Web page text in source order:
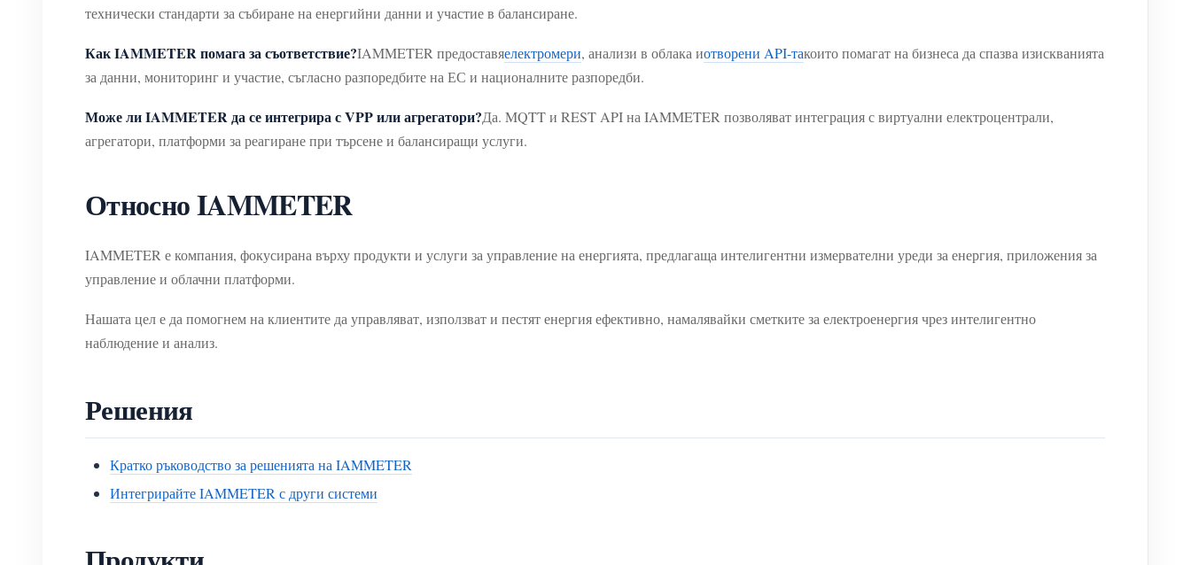
технически стандарти за събиране на енергийни данни и участие в балансиране.
Как IAMMETER помага за съответствие?IAMMETER предоставяелектромери, анализи в облака иотворени API-такоито помагат на бизнеса да спазва изискванията
за данни, мониторинг и участие, съгласно разпоредбите на ЕС и националните разпоредби.
Може ли IAMMETER да се интегрира с VPP или агрегатори?Да. MQTT и REST API на IAMMETER позволяват интеграция с виртуални електроцентрали,
агрегатори, платформи за реагиране при търсене и балансиращи услуги.
Относно IAMMETER
IAMMETER е компания, фокусирана върху продукти и услуги за управление на енергията, предлагаща интелигентни измервателни уреди за енергия, приложения за
управление и облачни платформи.
Нашата цел е да помогнем на клиентите да управляват, използват и пестят енергия ефективно, намалявайки сметките за електроенергия чрез интелигентно
наблюдение и анализ.
Решения
Кратко ръководство за решенията на IAMMETER
Интегрирайте IAMMETER с други системи